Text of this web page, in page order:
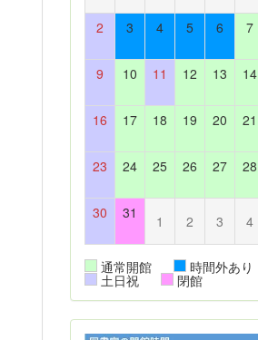
2 3 4 5 6 7
9 10 11 12 13 14
16 17 18 19 20 21
23 24 25 26 27 28
30 31 1 2 3 4
通常開館 時間外あり
土日祝 閉館